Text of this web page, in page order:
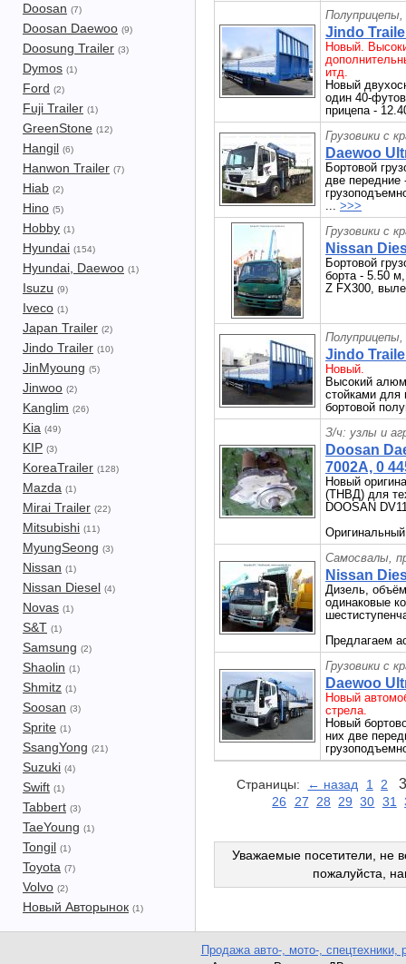
Doosan (7)
Doosan Daewoo (9)
Doosung Trailer (3)
Dymos (1)
Ford (2)
Fuji Trailer (1)
GreenStone (12)
Hangil (6)
Hanwon Trailer (7)
Hiab (2)
Hino (5)
Hobby (1)
Hyundai (154)
Hyundai, Daewoo (1)
Isuzu (9)
Iveco (1)
Japan Trailer (2)
Jindo Trailer (10)
JinMyoung (5)
Jinwoo (2)
Kanglim (26)
Kia (49)
KIP (3)
KoreaTrailer (128)
Mazda (1)
Mirai Trailer (22)
Mitsubishi (11)
MyungSeong (3)
Nissan (1)
Nissan Diesel (4)
Novas (1)
S&T (1)
Samsung (2)
Shaolin (1)
Shmitz (1)
Soosan (3)
Sprite (1)
SsangYong (21)
Suzuki (4)
Swift (1)
Tabbert (3)
TaeYoung (1)
Tongil (1)
Toyota (7)
Volvo (2)
Новый Авторынок (1)
Jindo
Новый.
итд.
Новый
один 40-
прицепа -
Грузовики с
Daewoo
Бортовой
две передние
... >>>
Грузовики с
Nissan
Бортовой
борта - 5.50
Z FX300,
Jindo
Новый.
Высокий
стойками для
бортовой
З/ч: узлы и
Doosan
7002A, 0
Новый
(ТНВД) для
DOOSAN
Самосвалы,
Nissan
Дизель,
одинаковые
Предлагаем
Грузовики с
Daewoo
Новый
стрела.
Новый
них две
Страницы: ← назад 1 2 3
26 27 28 29 30 31
Уважаемые посетители, не
пожалуйста,
Продажа авто-, мото-, спецтехники,